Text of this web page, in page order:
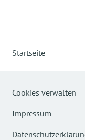
Startseite
Cookies verwalten
Impressum